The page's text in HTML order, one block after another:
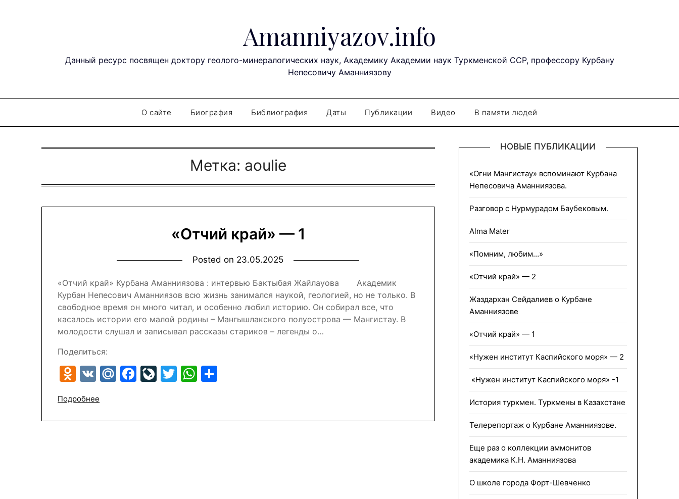
Amanniyazov.info
Данный ресурс посвящен доктору геолого-минералогических наук, Академику Академии наук Туркменской ССР, профессору Курбану
Непесовичу Аманниязову
О сайте Биография Библиография Даты Публикации Видео В памяти людей
Метка: aoulie
«Отчий край» — 1
Posted on 23.05.2025
«Отчий край» Курбана Аманниязова : интервью Бактыбая Жайлауова Академик
Курбан Непесович Аманниязов всю жизнь занимался наукой, геологией, но не только. В
свободное время он много читал, и особенно любил историю. Он собирал все, что
касалось истории его малой родины – Мангышлакского полуострова — Мангистау. В
молодости слушал и записывал рассказы стариков – легенды о…
Поделиться:
Odnoklassniki
VK Mail.Ru
Facebook
LiveJournal
TwitterWhatsApp
Подробнее
НОВЫЕ ПУБЛИКАЦИИ
«Огни Мангистау» вспоминают Курбана
Непесовича Аманниязова.
Разговор с Нурмурадом Баубековым.
Alma Mater
«Помним, любим…»
«Отчий край» — 2
Жаздархан Сейдалиев о Курбане
Аманниязове
«Отчий край» — 1
«Нужен институт Каспийского моря» — 2
«Нужен институт Каспийского моря» -1
История туркмен. Туркмены в Казахстане
Телерепортаж о Курбане Аманниязове.
Еще раз о коллекции аммонитов
академика К.Н. Аманниязова
О школе города Форт-Шевченко